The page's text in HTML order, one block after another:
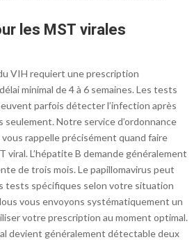
les MST virales
VIH requiert une prescription
minimal de 4 à 6 semaines. Les tests
parfois détecter l’infection après
seulement. Notre service d’ordonnance
rappelle précisément quand faire
viral. L’hépatite B demande généralement
de trois mois. Le papillomavirus peut
tests spécifiques selon votre situation
vous envoyons systématiquement un
votre prescription au moment optimal.
devient généralement détectable deux